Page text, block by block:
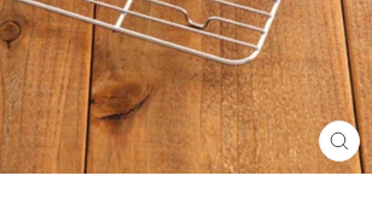
閉
じ